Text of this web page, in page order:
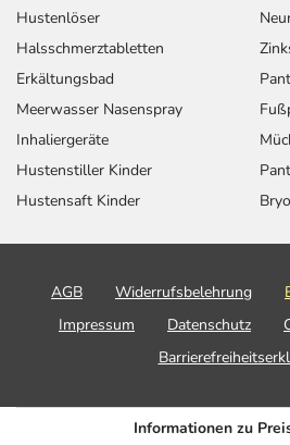
Hustenlöser
Halsschmerztabletten
Erkältungsbad
Meerwasser Nasenspray
Inhaliergeräte
Hustenstiller Kinder
Hustensaft Kinder
AGB Widerrufsbelehrung
Impressum
Datenschutz
Informationen zu